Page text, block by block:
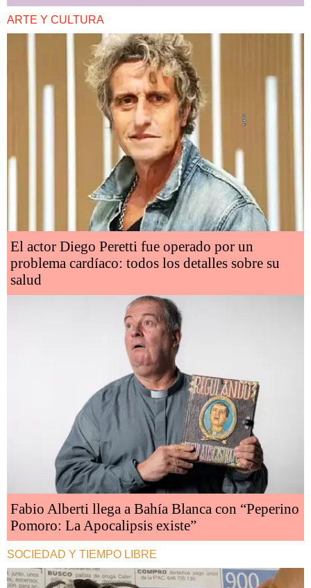
ARTE Y CULTURA
El actor Diego Peretti fue operado por un
problema cardíaco: todos los detalles sobre su
salud
Fabio Alberti llega a Bahía Blanca con “Peperino
Pomoro: La Apocalipsis existe”
SOCIEDAD Y TIEMPO LIBRE